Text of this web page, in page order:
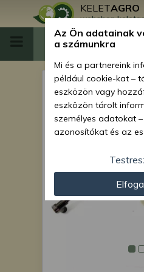
KELETAGRO
MTZ olajcső 395
olajcső és
Az Ön adatainak
a számunkra
Mi és a partnereink
például cookie-kat –
eszközön vagy
eszközön tárolt
személyes adatokat
azonosítókat és az
személyre szabott
tartalom
tartalomméréshez,
gyűjtéséhez, valamint
kifejlesztéséhez és a
javításához. Az Ön
módszerrel szerzett